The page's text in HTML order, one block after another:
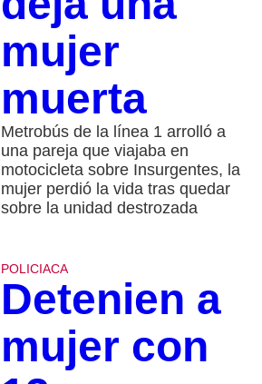
mujer
muerta
Metrobús de la línea 1 arrolló a
una pareja que viajaba en
motocicleta sobre Insurgentes, la
mujer perdió la vida tras quedar
sobre la unidad destrozada
POLICIACA
Detenien a
mujer con